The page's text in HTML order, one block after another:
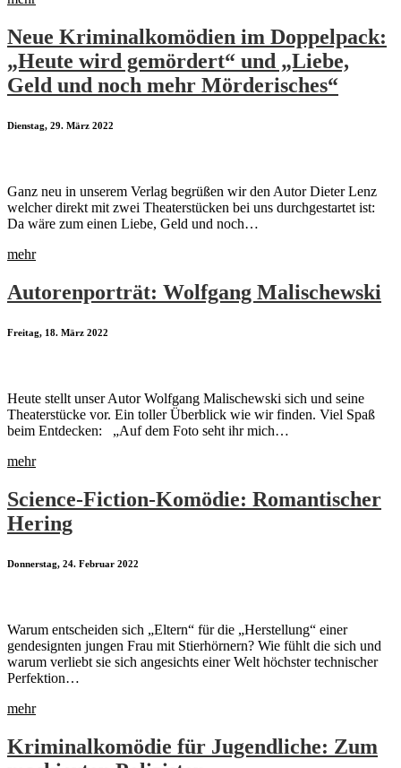
Neue Kriminalkomödien im Doppelpack:
„Heute wird gemördert“ und „Liebe,
Geld und noch mehr Mörderisches“
Dienstag, 29. März 2022
Ganz neu in unserem Verlag begrüßen wir den Autor Dieter Lenz
welcher direkt mit zwei Theaterstücken bei uns durchgestartet ist:
Da wäre zum einen Liebe, Geld und noch…
mehr
Autorenporträt: Wolfgang Malischewski
Freitag, 18. März 2022
Heute stellt unser Autor Wolfgang Malischewski sich und seine
Theaterstücke vor. Ein toller Überblick wie wir finden. Viel Spaß
beim Entdecken: „Auf dem Foto seht ihr mich…
mehr
Science-Fiction-Komödie: Romantischer
Hering
Donnerstag, 24. Februar 2022
Warum entscheiden sich „Eltern“ für die „Herstellung“ einer
gendesignten jungen Frau mit Stierhörnern? Wie fühlt die sich und
warum verliebt sie sich angesichts einer Welt höchster technischer
Perfektion…
mehr
Kriminalkomödie für Jugendliche: Zum